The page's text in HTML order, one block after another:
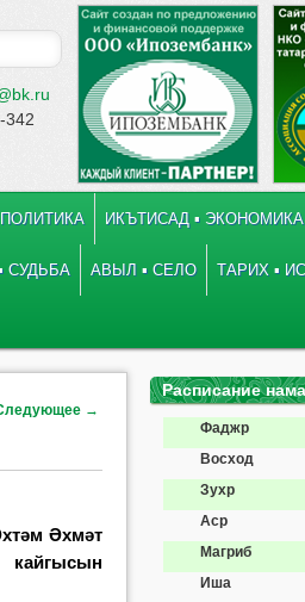
342
ИКЪТИСАД ▪ ЭКОНОМИКА
СУДЬБА АВЫЛ ▪ СЕЛО ТАРИХ ▪
→
Әхмәт
Расписание
Фаджр
Восход
Зухр
Аср
Магриб
Иша